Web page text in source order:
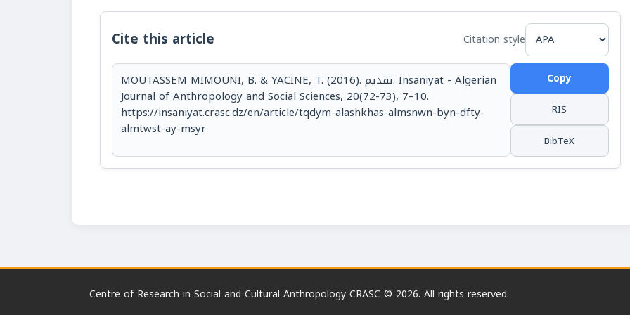
Cite this article Citation style
MOUTASSEM MIMOUNI, B. & YACINE, T. (2016). تقديم. Insaniyat - Algerian
Journal of Anthropology and Social Sciences, 20(72-73), 7–10.
https://insaniyat.crasc.dz/en/article/tqdym-alashkhas-almsnwn-byn-dfty-
almtwst-ay-msyr
Copy
RIS
BibTeX
Centre of Research in Social and Cultural Anthropology CRASC © 2026. All rights reserved.